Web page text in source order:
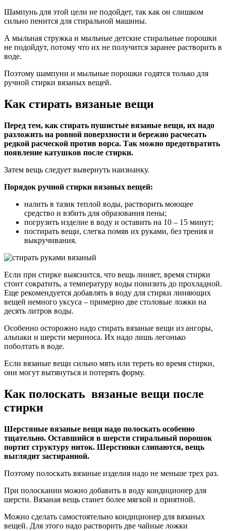
Шампунь для этой цели не подойдет, так как он слишком
сильно пенится для стиральной машины.
А мыльная стружка и мыльные детские стиральные порошки
не подойдут, потому что их не получится заранее растворить в
воде.
Поэтому шампуни и мыльные порошки годятся только для
ручной стирки вязаных вещей.
Как стирать вязаные вещи
Перед тем, как стирать пушистые вязаные вещи, их надо
разложить на ровной поверхности и бережно расчесать
редкой расческой против ворса. Так можно предотвратить
появление катушков после стирки.
Затем вещь следует вывернуть наизнанку.
Порядок ручной стирки вязаных вещей:
налить в тазик теплой воды, растворить моющее
средство и взбить для образования пены;
погрузить изделие в воду и оставить на 10 – 15 минут;
постирать вещи, слегка помяв их руками, без трения и
выкручивания.
Если при стирке выяснится, что вещь линяет, время стирки
стоит сократить, а температуру воды понизить до прохладной.
Еще рекомендуется добавлять в воду для стирки линяющих
вещей немного уксуса – примерно две столовые ложки на
десять литров воды.
Особенно осторожно надо стирать вязаные вещи из ангоры,
альпаки и шерсти мериноса. Их надо лишь легонько
поболтать в воде.
Если вязаные вещи сильно мять или тереть во время стирки,
они могут вытянуться и потерять форму.
Как полоскать вязаные вещи после
стирки
Шерстяные вязаные вещи надо полоскать особенно
тщательно. Оставшийся в шерсти стиральный порошок
портит структуру ниток. Шерстинки слипаются, вещь
выглядит застиранной.
Поэтому полоскать вязаные изделия надо не меньше трех раз.
При полоскании можно добавить в воду кондиционер для
шерсти. Вязаная вещь станет более мягкой и приятной.
Можно сделать самостоятельно кондиционер для вязаных
вещей. Для этого надо растворить две чайные ложки